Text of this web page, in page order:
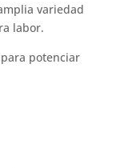
variedad
labor.
potenciar